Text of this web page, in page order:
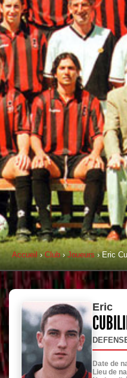
Accueil › Club›Joueurs› Eric
Eric
Date de
Lieu de